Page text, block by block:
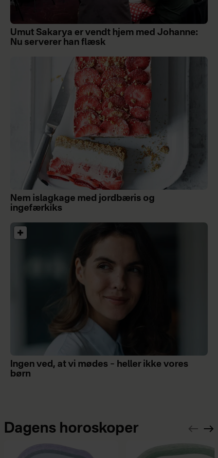
Umut Sakarya er vendt hjem med Johanne:
Nu serverer han flæsk
Nem islagkage med jordbæris og
ingefærkiks
Ingen ved, at vi mødes – heller ikke vores
børn
Dagens horoskoper